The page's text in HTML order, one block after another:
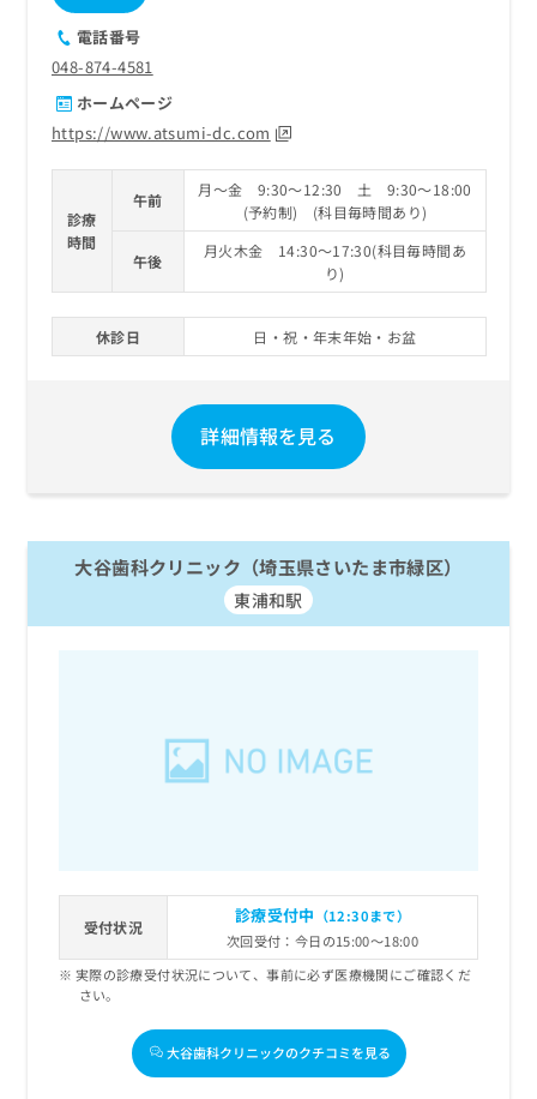
電話番号
048-874-4581
ホームページ
https://www.atsumi-dc.com
診療
時間
午前
月～金 9:30～12:30 土 9:30～18:00
(予約制) (科目毎時間あり)
午後
月火木金 14:30～17:30(科目毎時間あ
り)
休診日 日・祝・年末年始・お盆
詳細情報を見る
大谷歯科クリニック（埼玉県さいたま市緑区）
東浦和駅
受付状況
診療受付中 （12:30まで）
次回受付：今日の15:00～18:00
実際の診療受付状況について、事前に必ず医療機関にご確認くだ
さい。
大谷歯科クリニックのクチコミを見る